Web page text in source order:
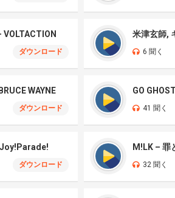
VOLTACTION
ダウンロード 6 聞く
WAYNE
ダウンロード
GO
41 聞く
ダウンロード
M!LK – 罪
32 聞く